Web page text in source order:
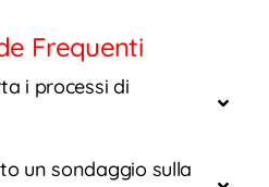
Frequenti
i processi di
un sondaggio sulla